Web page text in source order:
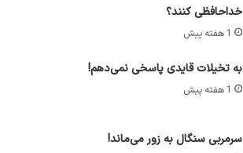
خداحافظی کنند؟
1 هفته پیش
به تخیلات قایدی پاسخی نمی‌دهم!
1 هفته پیش
سرمربی سنگال به زور می‌ماند!